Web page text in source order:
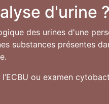
d'urine ?
des urines d'une
substances présentes
l’ECBU ou examen